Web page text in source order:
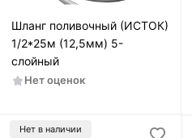
Шланг поливочный (ИСТОК)
1/2*25м (12,5мм) 5-
слойный
Нет оценок
Нет в наличии